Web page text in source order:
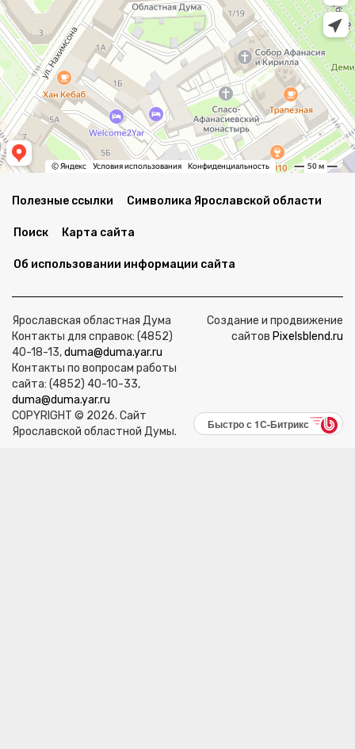
Полезные ссылки Символика Ярославской области
Поиск Карта сайта
Об использовании информации сайта
Ярославская областная Дума
Контакты для справок: (4852)
40-18-13,duma@duma.yar.ru
Контакты по вопросам работы
сайта: (4852) 40-10-33,
duma@duma.yar.ru
COPYRIGHT © 2026. Сайт
Ярославской областной Думы.
Создание и продвижение
сайтов Pixelsblend.ru
Быстро с 1С-Битрикс